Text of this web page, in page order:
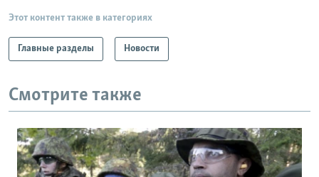
Этот контент также в категориях
Главные разделы Новости
Смотрите также